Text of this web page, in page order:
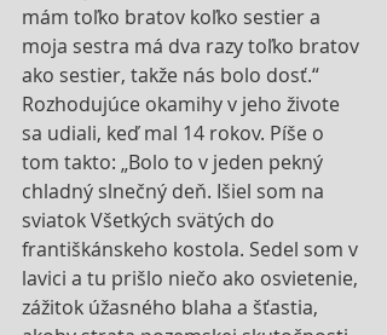
mám toľko bratov koľko sestier a
moja sestra má dva razy toľko bratov
ako sestier, takže nás bolo dosť.“
Rozhodujúce okamihy v jeho živote
sa udiali, keď mal 14 rokov. Píše o
tom takto: „Bolo to v jeden pekný
chladný slnečný deň. Išiel som na
sviatok Všetkých svätých do
františkánskeho kostola. Sedel som v
lavici a tu prišlo niečo ako osvietenie,
zážitok úžasného blaha a šťastia,